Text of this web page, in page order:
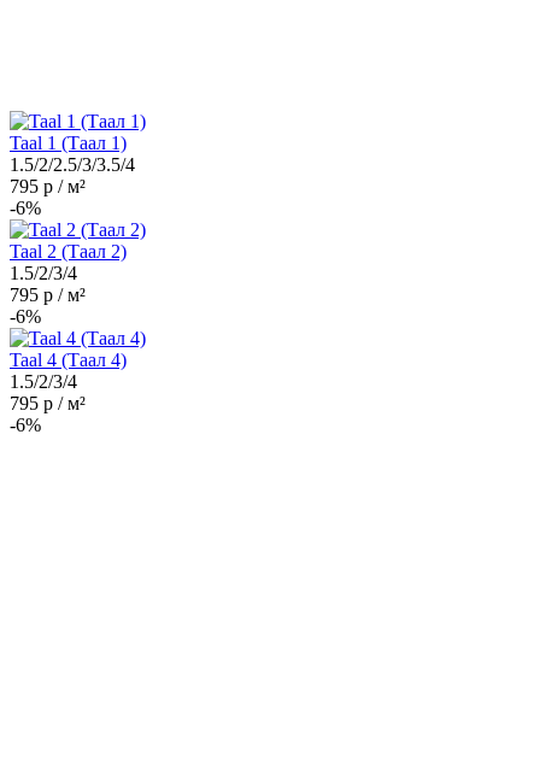
Taal 1 (Таал 1)
1.5/2/2.5/3/3.5/4
795 р / м²
-6%
Taal 2 (Таал 2)
1.5/2/3/4
795 р / м²
-6%
Taal 4 (Таал 4)
1.5/2/3/4
795 р / м²
-6%